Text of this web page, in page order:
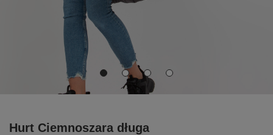
Hurt Ciemnoszara długa